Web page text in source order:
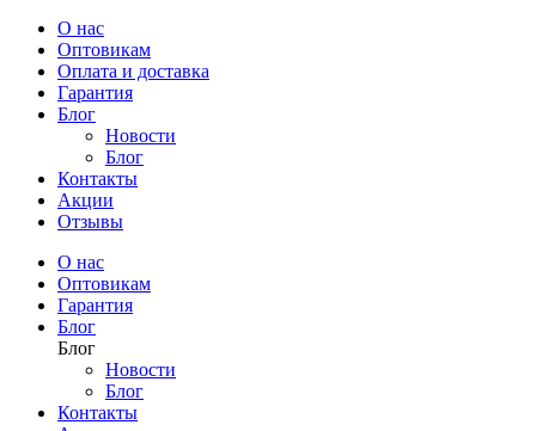
О нас
Оптовикам
Оплата и доставка
Гарантия
Блог
Новости
Блог
Контакты
Акции
Отзывы
О нас
Оптовикам
Гарантия
Блог
Блог
Новости
Блог
Контакты